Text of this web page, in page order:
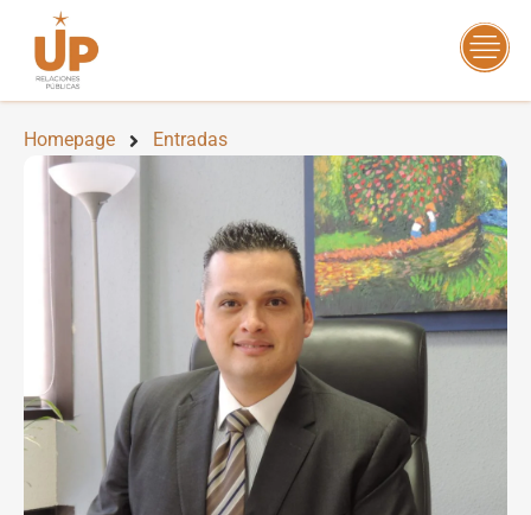
Homepage Entradas